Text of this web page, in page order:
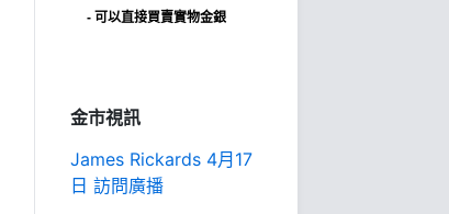
- 可以直接買賣實物金銀
金市視訊
James Rickards 4月17
日 訪問廣播